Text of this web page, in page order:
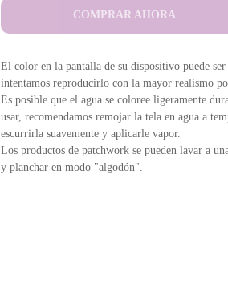
COMPRAR AHORA
El color en la pantalla de su dispositivo puede
intentamos reproducirlo con la mayor realismo
Es posible que el agua se coloree ligeramente
usar, recomendamos remojar la tela en agua a
escurrirla suavemente y aplicarle vapor.
Los productos de patchwork se pueden lavar a
y planchar en modo "algodón".